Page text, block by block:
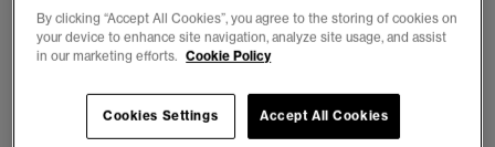
By clicking “Accept All Cookies”, you agree to the storing of cookies on
your device to enhance site navigation, analyze site usage, and assist
in our marketing efforts. Cookie Policy
Accept All Cookies
Cookies Settings